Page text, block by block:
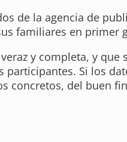
de la agencia de
familiares en primer
y completa, y
Si los
concretos, del buen